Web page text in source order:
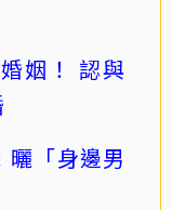
姻！ 認與
曬「身邊男